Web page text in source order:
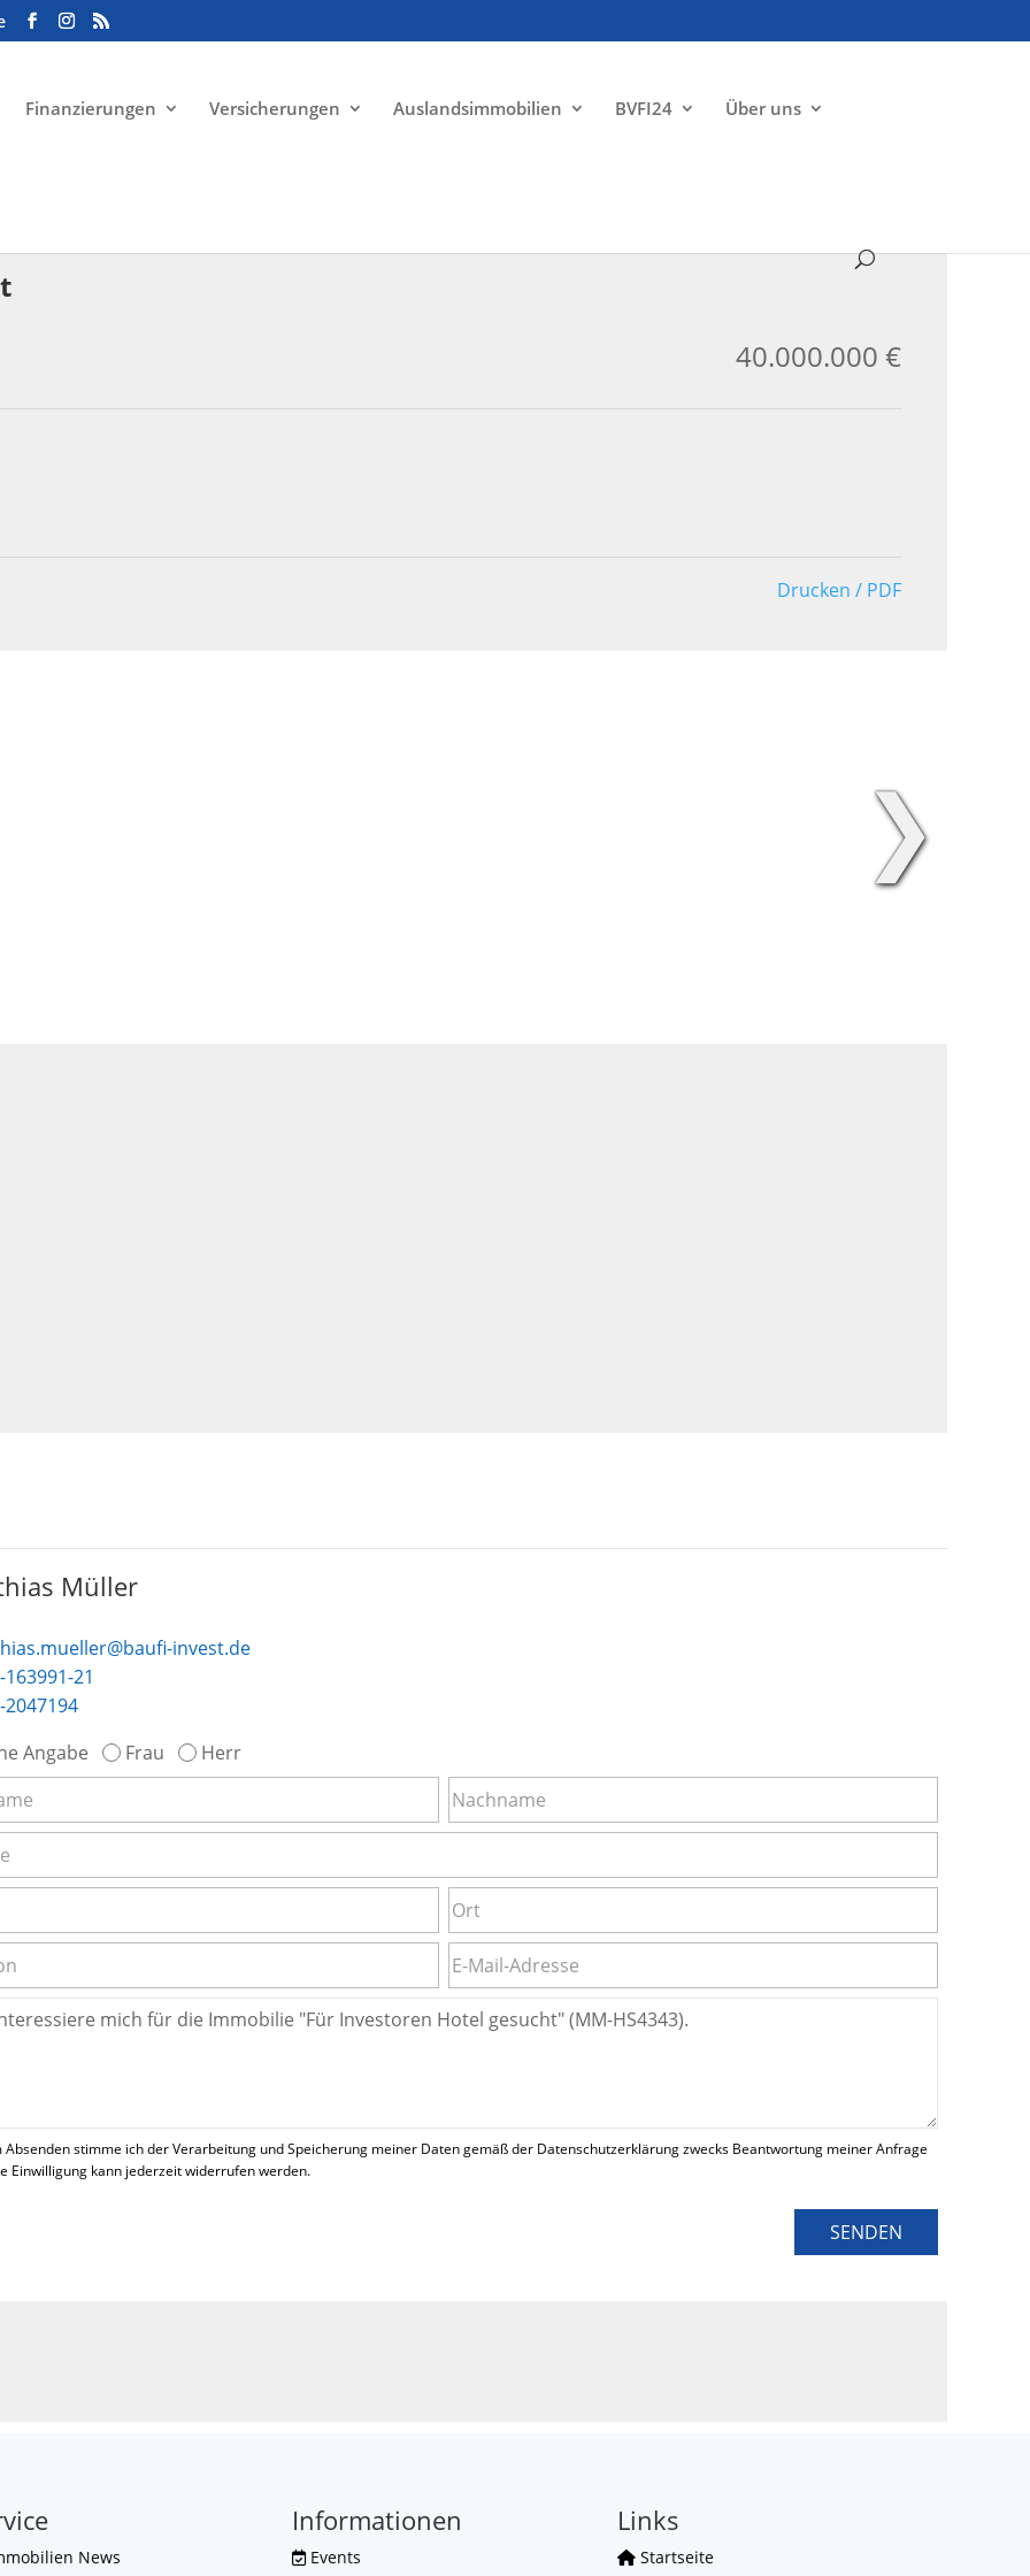
Finanzierungen Versicherungen Auslandsimmobilien BVFI24 Über uns
40.000.000 €
Drucken / PDF
❯
Müller
invest.de
21
2047194
Angabe
Frau Herr
Absenden stimme ich der Verarbeitung und Speicherung meiner Daten gemäß der Datenschutzerklärung zwecks Beantwortung meiner Anfrage
Einwilligung kann jederzeit widerrufen werden.
SENDEN
News
Informationen
Events
Links
Startseite